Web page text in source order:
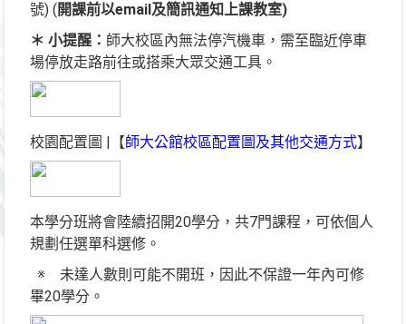
號) (開課前以email及簡訊通知上課教室)
＊ 小提醒： 師大校區內無法停汽機車，需至臨近停車
場停放走路前往或搭乘大眾交通工具。
校園配置圖 |【師大公館校區配置圖及其他交通方式】
本學分班將會陸續招開20學分，共7門課程，可依個人
規劃任選單科選修。
※ 未達人數則可能不開班，因此不保證一年內可修
畢20學分。